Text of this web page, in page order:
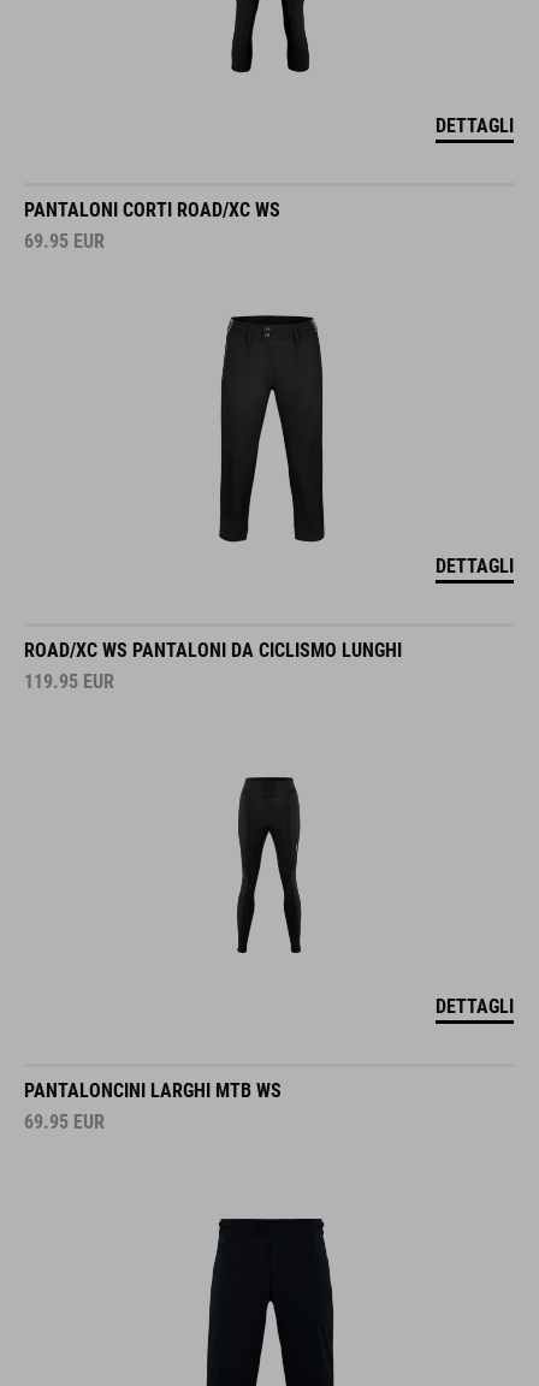
DETTAGLI
PANTALONI CORTI ROAD/XC WS
69.95 EUR
DETTAGLI
ROAD/XC WS PANTALONI DA CICLISMO LUNGHI
119.95 EUR
DETTAGLI
PANTALONCINI LARGHI MTB WS
69.95 EUR